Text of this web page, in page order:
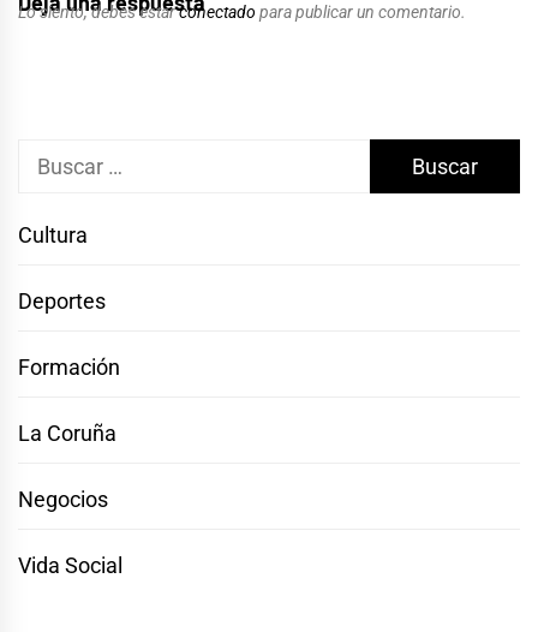
Lo siento, debes estarconectado para publicar un comentario.
Buscar:
Cultura
Deportes
Formación
La Coruña
Negocios
Vida Social